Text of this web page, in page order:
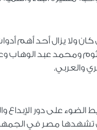
ولا يزال أحد أهم
ومحمد عبد
والعربي.
على دور الإبداع
تشهدها مصر في